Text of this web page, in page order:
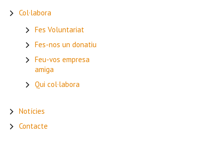
Col·labora
Fes Voluntariat
Fes-nos un donatiu
Feu-vos empresa
amiga
Qui col·labora
Notícies
Contacte